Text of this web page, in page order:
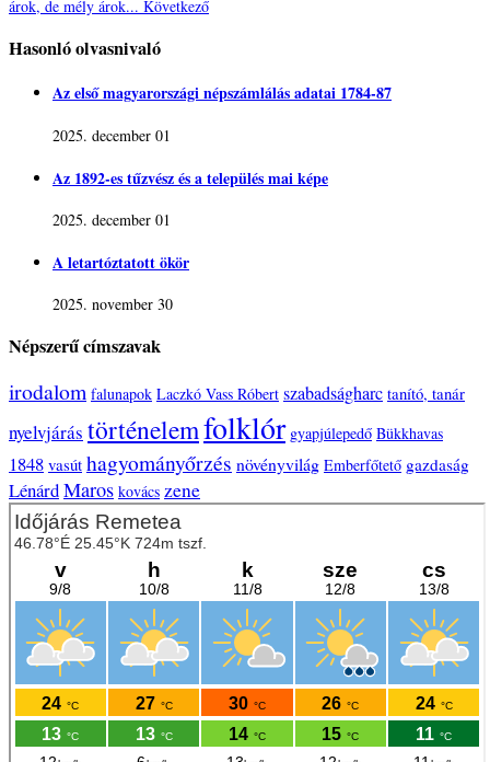
árok, de mély árok... Következő
Hasonló olvasnivaló
Az első magyarországi népszámlálás adatai 1784-87
2025. december 01
Az 1892-es tűzvész és a település mai képe
2025. december 01
A letartóztatott ökör
2025. november 30
Népszerű címszavak
irodalom falunapok Laczkó Vass Róbert szabadságharc tanító, tanár
nyelvjárás történelemfolklór gyapjúlepedő Bükkhavas
1848 vasút hagyományőrzés növényvilág Emberfőtető gazdaság
LénárdMaros kovács zene